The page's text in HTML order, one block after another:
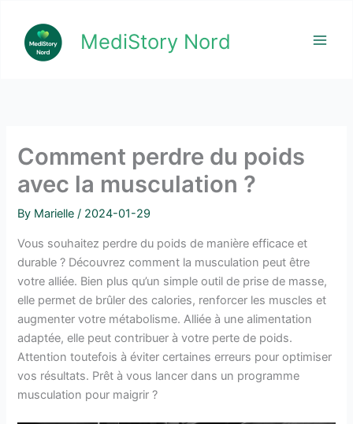
content
MediStory Nord
Comment perdre du poids
avec la musculation ?
By Marielle/ 2024-01-29
Vous souhaitez perdre du poids de manière efficace et
durable ? Découvrez comment la musculation peut être
votre alliée. Bien plus qu’un simple outil de prise de masse,
elle permet de brûler des calories, renforcer les muscles et
augmenter votre métabolisme. Alliée à une alimentation
adaptée, elle peut contribuer à votre perte de poids.
Attention toutefois à éviter certaines erreurs pour optimiser
vos résultats. Prêt à vous lancer dans un programme
musculation pour maigrir ?